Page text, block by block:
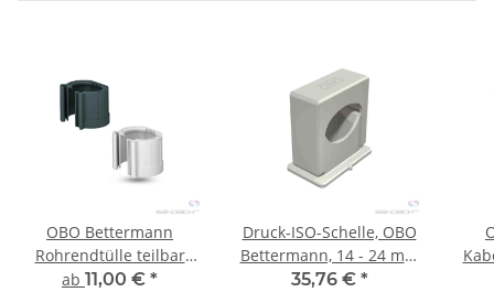
OBO Bettermann
Rohrendtülle teilbar
lichtgrau/tiefschwarz -
ab 11,00 € *
Druck-ISO-Schelle, OBO
Bettermann, 14 - 24 mm
- 50 Stk.
35,76 € *